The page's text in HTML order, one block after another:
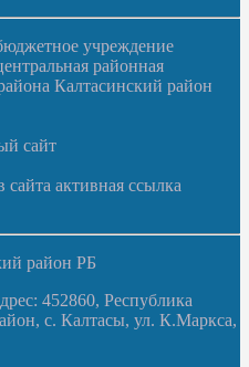
учреждение
районная
Калтасинский район
сайт
активная ссылка
район РБ
452860, Республика
с. Калтасы, ул. К.Маркса,